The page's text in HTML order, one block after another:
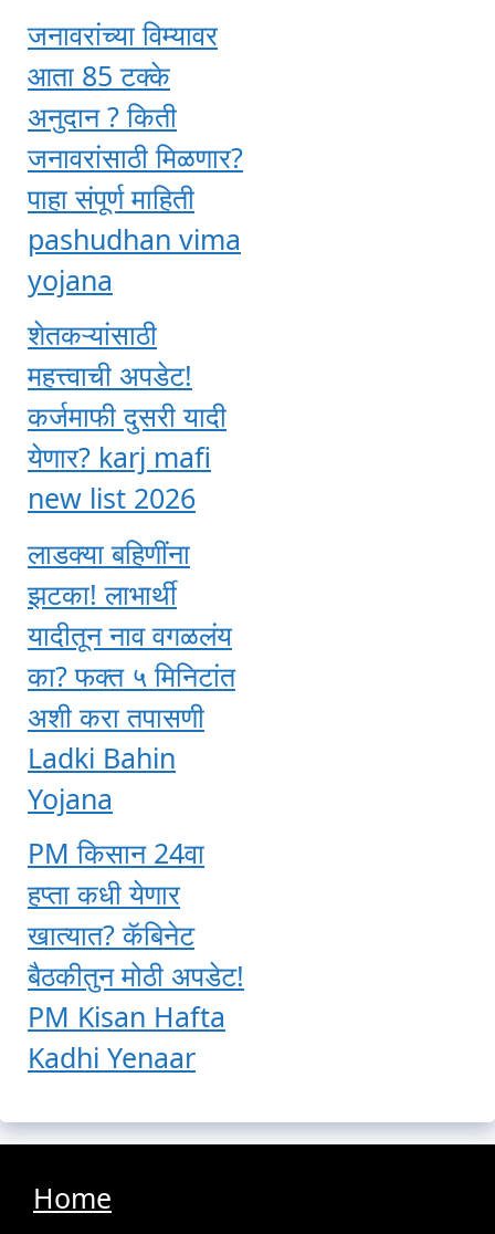
जनावरांच्या विम्यावर
आता 85 टक्के
अनुदान ? किती
जनावरांसाठी मिळणार?
पाहा संपूर्ण माहिती
pashudhan vima
yojana
शेतकऱ्यांसाठी
महत्त्वाची अपडेट!
कर्जमाफी दुसरी यादी
येणार? karj mafi
new list 2026
लाडक्या बहिणींना
झटका! लाभार्थी
यादीतून नाव वगळलंय
का? फक्त ५ मिनिटांत
अशी करा तपासणी
Ladki Bahin
Yojana
PM किसान 24वा
हप्ता कधी येणार
खात्यात? कॅबिनेट
बैठकीतुन मोठी अपडेट!
PM Kisan Hafta
Kadhi Yenaar
Home